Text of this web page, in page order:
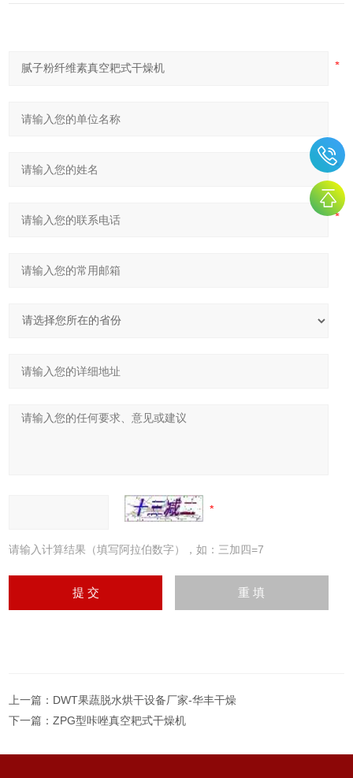
请输入计算结果（填写阿拉伯数字），如：三加四=7
上一篇： DWT果蔬脱水烘干设备厂家-华丰干燥
下一篇：ZPG型咔唑真空耙式干燥机